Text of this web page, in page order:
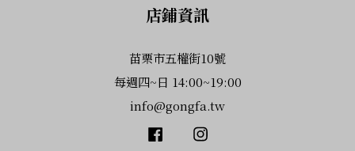
店鋪資訊
苗栗市五權街10號
每週四~日 14:00~19:00
info@gongfa.tw
Facebook